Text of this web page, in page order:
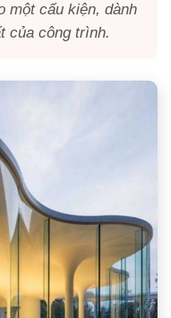
một cấu kiện, dành
của công trình.